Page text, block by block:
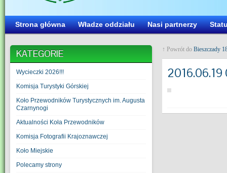
Strona główna Władze oddziału Nasi partnerzy
KATEGORIE
Wycieczki 2026!!!
Komisja Turystyki Górskiej
Koło Przewodników Turystycznych im. Augusta
Czarnynogi
Aktualności Koła Przewodników
Komisja Fotografii Krajoznawczej
Koło Miejskie
Polecamy strony
↑ Powrót do Bieszczady